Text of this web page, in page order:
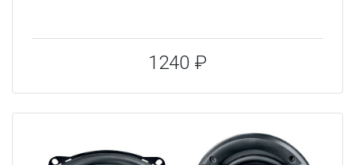
1240 ₽